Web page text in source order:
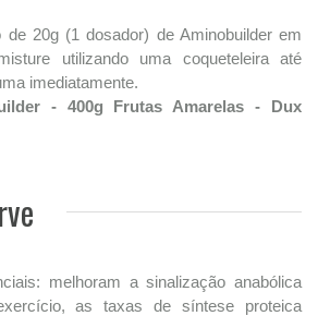
de 20g (1 dosador) de Aminobuilder em
utilizando uma coqueteleira até
imediatamente.
- 400g Frutas Amarelas - Dux
melhoram a sinalização anabólica
as taxas de síntese proteica